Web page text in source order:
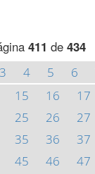
411 de 434
3 4 5 6
15 16 17
25 26 27
35 36 37
45 46 47